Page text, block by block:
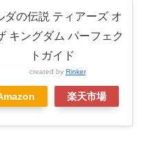
ダの伝説 ティアーズ オ
キングダム パーフェク
トガイド
created by Rinker
楽天市場